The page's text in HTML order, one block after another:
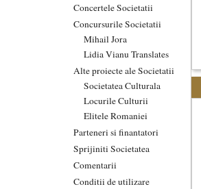
Concertele Societatii
Concursurile Societatii
Mihail Jora
Lidia Vianu Translates
Alte proiecte ale Societatii
Societatea Culturala
Locurile Culturii
Elitele Romaniei
Parteneri si finantatori
Sprijiniti Societatea
Comentarii
Conditii de utilizare